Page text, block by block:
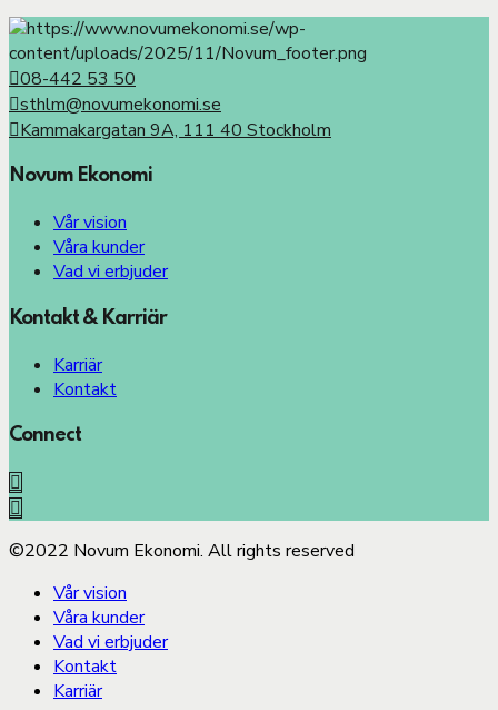
08-442 53 50
sthlm@novumekonomi.se
Kammakargatan 9A, 111 40 Stockholm
Novum Ekonomi
Vår vision
Våra kunder
Vad vi erbjuder
Kontakt & Karriär
Karriär
Kontakt
Connect
©2022 Novum Ekonomi. All rights reserved
Vår vision
Våra kunder
Vad vi erbjuder
Kontakt
Karriär